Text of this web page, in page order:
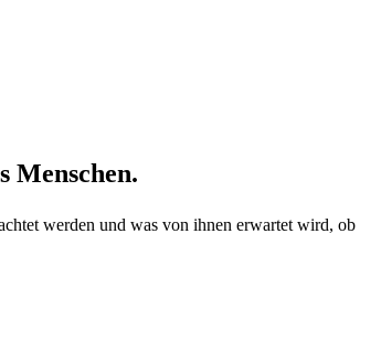
Menschen.
werden und was von ihnen erwartet wird, ob